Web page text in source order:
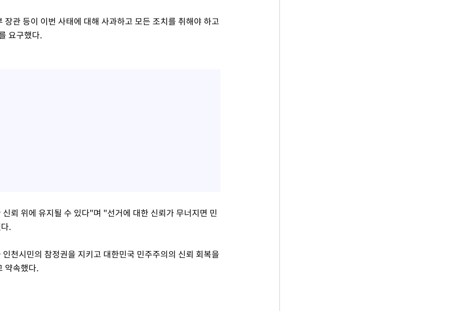
관 등이 이번 사태에 대해 사과하고 모든 조치를 취해야 하고
요구했다.
뢰 위에 유지될 수 있다"며 "선거에 대한 신뢰가 무너지면 민
.
천시민의 참정권을 지키고 대한민국 민주주의의 신뢰 회복을
약속했다.